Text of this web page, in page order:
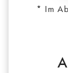
* Im